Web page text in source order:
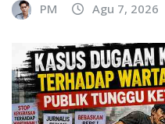
PM Agu 7, 2026